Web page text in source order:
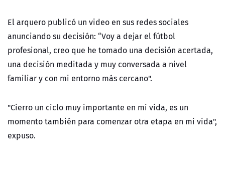
El arquero publicó un video en sus redes sociales
anunciando su decisión: “Voy a dejar el fútbol
profesional, creo que he tomado una decisión acertada,
una decisión meditada y muy conversada a nivel
familiar y con mi entorno más cercano".
"Cierro un ciclo muy importante en mi vida, es un
momento también para comenzar otra etapa en mi vida",
expuso.